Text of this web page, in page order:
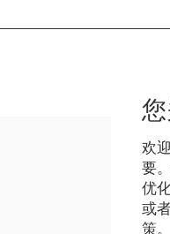
欢
要
优
或
策。